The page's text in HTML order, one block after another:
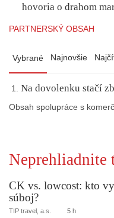
hovoria o drahom
PARTNERSKÝ OBSAH
Vybrané Najnovšie
Na dovolenku stačí
Obsah spolupráce s
Neprehliadnite
CK vs. lowcost: kto
súboj?
TIP travel, a.s. 5 h